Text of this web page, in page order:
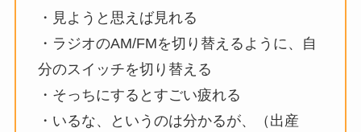
・見ようと思えば見れる
・ラジオのAM/FMを切り替えるように、自
分のスイッチを切り替える
・そっちにするとすごい疲れる
・いるな、というのは分かるが、（出産